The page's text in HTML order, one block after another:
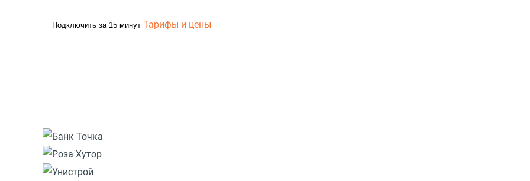
Подключить за 15 минут Тарифы и цены